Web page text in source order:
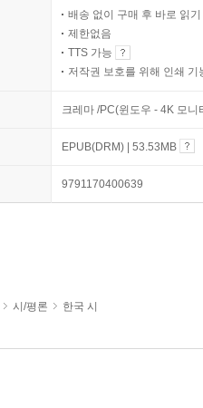
배송 없이 구매 후 바로 읽기
제한없음
TTS 가능
저작권 보호를 위해 인쇄 기
크레마 /PC(윈도우 - 4K 모
EPUB(DRM) | 53.53MB
9791170400639
시/평론 한국 시